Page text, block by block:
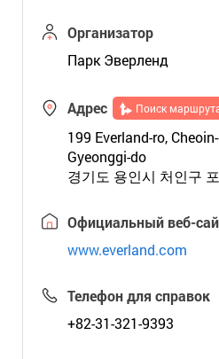
Организатор
Парк Эверленд
Адрес Поиск
199 Everland-ro,
Gyeonggi-do
경기도 용인시 처인구
Официальный веб-
www.everland.com
Телефон для справок
+82-31-321-9393